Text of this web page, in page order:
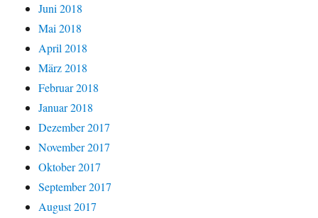
Juni 2018
Mai 2018
April 2018
März 2018
Februar 2018
Januar 2018
Dezember 2017
November 2017
Oktober 2017
September 2017
August 2017